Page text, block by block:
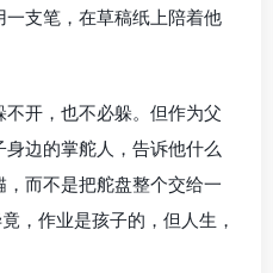
支笔，在草稿纸上陪着他
开，也不必躲。但作为父
边的掌舵人，告诉他什么
而不是把舵盘整个交给一
，作业是孩子的，但人生，